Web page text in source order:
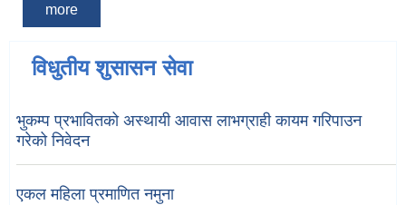
more
विधुतीय शुसासन सेवा
भुकम्प प्रभावितको अस्थायी आवास लाभग्राही कायम गरिपाउन
गरेको निवेदन
एकल महिला प्रमाणित नमुना